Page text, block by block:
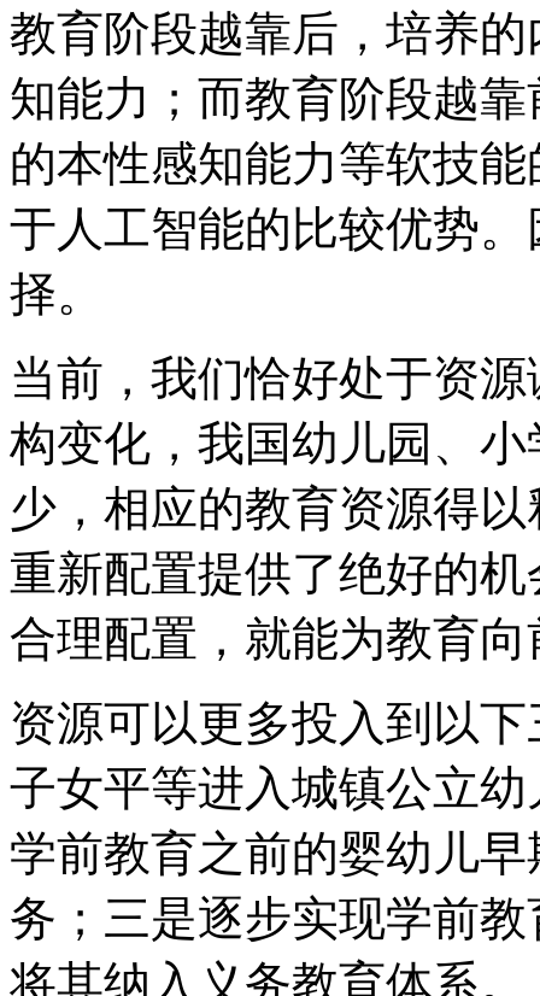
教育阶段越靠后，培养
知能力；而教育阶段越
的本性感知能力等软技
于人工智能的比较优势
择。
当前，我们恰好处于资
构变化，我国幼儿园、
少，相应的教育资源得
重新配置提供了绝好的
合理配置，就能为教育
资源可以更多投入到以
子女平等进入城镇公立
学前教育之前的婴幼儿
务；三是逐步实现学前
将其纳入义务教育体系。